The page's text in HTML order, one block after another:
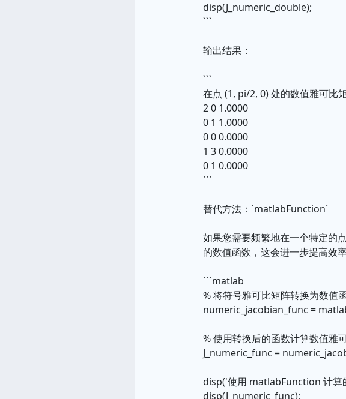
disp(J_numeric_double);
```
输出结果：
```
在点 (1, pi/2, 0) 处的数值雅可比
2 0 1.0000
0 1 1.0000
0 0 0.0000
1 3 0.0000
0 1 0.0000
```
替代方法：`matlabFunction`
如果您需要频繁地在一个特定的
的数值函数，这会进一步提高效率
```matlab
% 将符号雅可比矩阵转换为数值
numeric_jacobian_func =
% 使用转换后的函数计算数值雅
J_numeric_func =
disp('使用 matlabFunction 计算
disp(J_numeric_func);